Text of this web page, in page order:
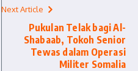
Next Article
Pukulan Telak bagi Al-
Shabaab, Tokoh Senior
Tewas dalam Operasi
Militer Somalia